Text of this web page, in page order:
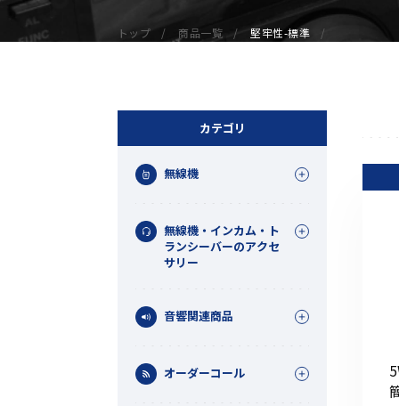
デジタル無線機（登録局）
デジタル無線機（免許局）
受信機（レシーバー）
アマチュア無線機
ガイドラジオ（ガイドシステム）
ネットワークシステム対応商品
トップ 商品一覧 堅牢性-標準
カテゴリ
無線機
無線機・インカム・ト
ランシーバーのアクセ
サリー
音響関連商品
オーダーコール